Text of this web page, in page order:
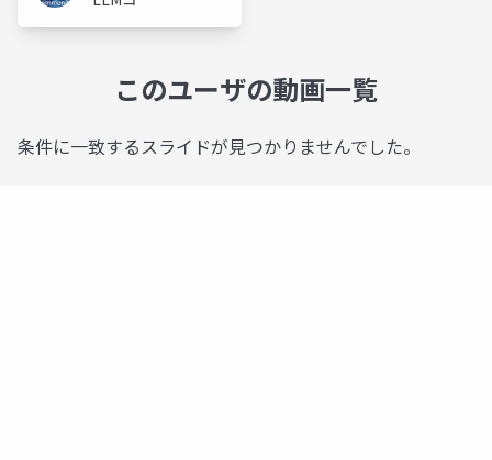
このユーザの動画一覧
条件に一致するスライドが見つかりませんでした。